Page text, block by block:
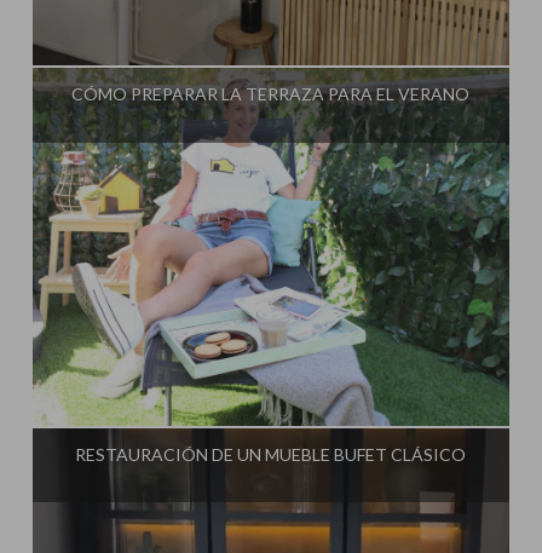
Influencer:
CÓMO PREPARAR LA TERRAZA PARA EL VERANO
Influencer:Steffido
RESTAURACIÓN DE UN MUEBLE BUFET CLÁSICO